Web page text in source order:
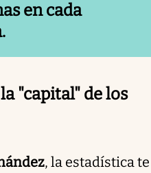
en cada
"capital" de los
, la estadística te